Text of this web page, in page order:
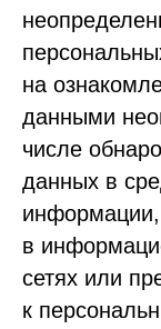
на
данными
числе
данных в
в
сетях или
к